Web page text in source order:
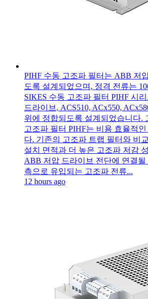
PIHF 수동 고조파 필터는 ABB 저
도록 설계되었으며, 정격 전류는
SIKES 수동 고조파 필터 PIHF 시
드라이브, ACS510, ACx550,
위에 정합되도록 설계되었습니다.
고조파 필터 PIHF는 비용 효율적
다. 기존의 고조파 트랩 필터와 비
설치 면적과 더 높은 고조파 저감
ABB 저압 드라이브 전단에 연결될
측으로 유입되는 고조파 전류...
12 hours ago